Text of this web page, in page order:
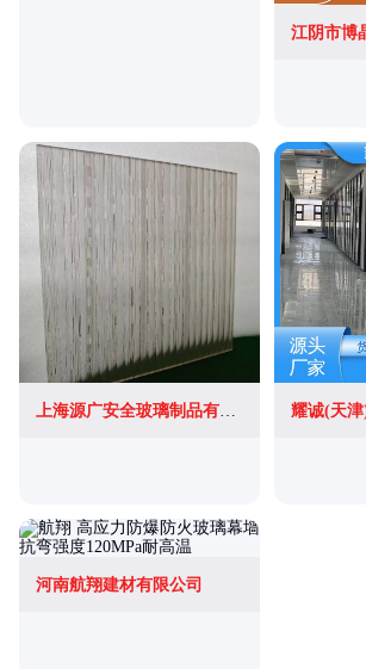
江阴市博
河南航翔建材有限公司